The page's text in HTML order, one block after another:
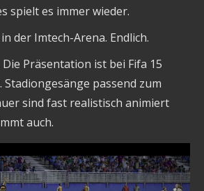
spielt es immer wieder.
der Imtech-Arena. Endlich.
Präsentation ist bei Fifa 15
passend zum
sind fast realistisch animiert
auch.